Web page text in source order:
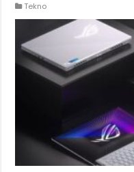
Tekno